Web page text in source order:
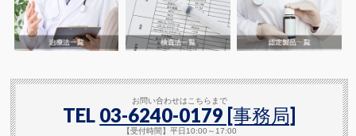
お問い合わせはこちらまで
TEL 03-6240-0179 [事務局]
【受付時間】平日10:00～17:00